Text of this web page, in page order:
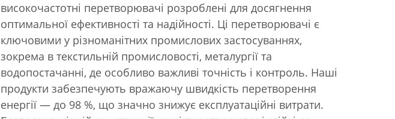
високочастотні перетворювачі розроблені для досягнення
оптимальної ефективності та надійності. Ці перетворювачі є
ключовими у різноманітних промислових застосуваннях,
зокрема в текстильній промисловості, металургії та
водопостачанні, де особливо важливі точність і контроль. Наші
продукти забезпечують вражаючу швидкість перетворення
енергії — до 98 %, що значно знижує експлуатаційні витрати.